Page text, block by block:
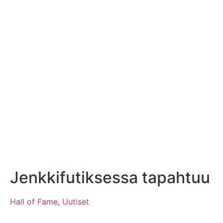
Jenkkifutiksessa tapahtuu
Hall of Fame, Uutiset